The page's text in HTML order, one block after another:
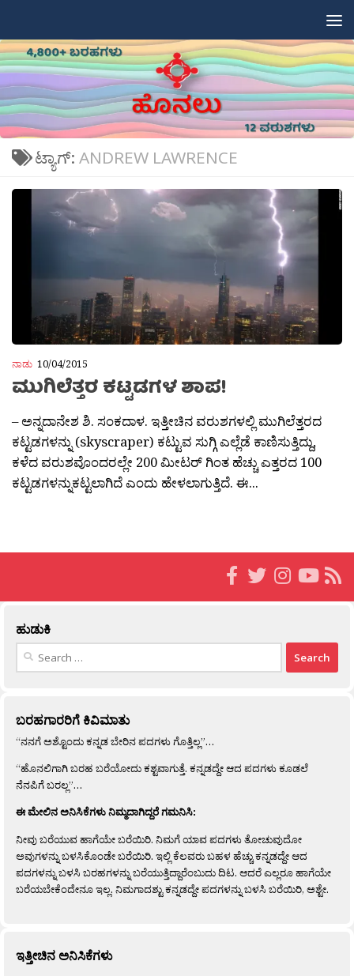
ಟ್ಯಾಗ್: ANDREW LAWRENCE
ನಾಡು 10/04/2015
ಮುಗಿಲೆತ್ತರ ಕಟ್ಟಡಗಳ ಶಾಪ!
– ಅನ್ನದಾನೇಶ ಶಿ. ಸಂಕದಾಳ. ಇತ್ತೀಚಿನ ವರುಶಗಳಲ್ಲಿ ಮುಗಿಲೆತ್ತರದ
ಕಟ್ಟಡಗಳನ್ನು (skyscraper) ಕಟ್ಟುವ ಸುಗ್ಗಿ ಎಲ್ಲೆಡೆ ಕಾಣಿಸುತ್ತಿದ್ದು,
ಕಳೆದ ವರುಶವೊಂದರಲ್ಲೇ 200 ಮೀಟರ್ ಗಿಂತ ಹೆಚ್ಚು ಎತ್ತರದ 100
ಕಟ್ಟಡಗಳನ್ನುಕಟ್ಟಲಾಗಿದೆ ಎಂದು ಹೇಳಲಾಗುತ್ತಿದೆ. ಈ...
ಹುಡುಕಿ
Search
ಬರಹಗಾರರಿಗೆ ಕಿವಿಮಾತು
“ನನಗೆ ಅಶ್ಟೊಂದು ಕನ್ನಡ ಬೇರಿನ ಪದಗಳು ಗೊತ್ತಿಲ್ಲ”…
“ಹೊನಲಿಗಾಗಿ ಬರಹ ಬರೆಯೋದು ಕಶ್ಟವಾಗುತ್ತೆ. ಕನ್ನಡದ್ದೇ ಆದ ಪದಗಳು ಕೂಡಲೆ
ನೆನಪಿಗೆ ಬರಲ್ಲ”…
ಈ ಮೇಲಿನ ಅನಿಸಿಕೆಗಳು ನಿಮ್ಮದಾಗಿದ್ದರೆ ಗಮನಿಸಿ:
ನೀವು ಬರೆಯುವ ಹಾಗೆಯೇ ಬರೆಯಿರಿ. ನಿಮಗೆ ಯಾವ ಪದಗಳು ತೋಚುವುದೋ
ಅವುಗಳನ್ನು ಬಳಸಿಕೊಂಡೇ ಬರೆಯಿರಿ. ಇಲ್ಲಿ ಕೆಲವರು ಬಹಳ ಹೆಚ್ಚು ಕನ್ನಡದ್ದೇ ಆದ
ಪದಗಳನ್ನು ಬಳಸಿ ಬರಹಗಳನ್ನು ಬರೆಯುತ್ತಿದ್ದಾರೆಂಬುದು ದಿಟ. ಆದರೆ ಎಲ್ಲರೂ ಹಾಗೆಯೇ
ಬರೆಯಬೇಕೆಂದೇನೂ ಇಲ್ಲ. ನಿಮಗಾದಶ್ಟು ಕನ್ನಡದ್ದೇ ಪದಗಳನ್ನು ಬಳಸಿ ಬರೆಯಿರಿ, ಅಶ್ಟೇ.
ಇತ್ತೀಚಿನ ಅನಿಸಿಕೆಗಳು